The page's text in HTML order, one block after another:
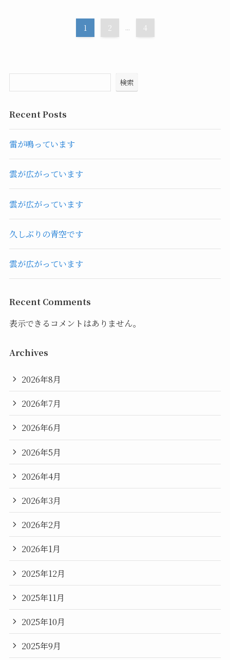
1 2 ... 4
検索
Recent Posts
雷が鳴っています
雲が広がっています
雲が広がっています
久しぶりの青空です
雲が広がっています
Recent Comments
表示できるコメントはありません。
Archives
2026年8月
2026年7月
2026年6月
2026年5月
2026年4月
2026年3月
2026年2月
2026年1月
2025年12月
2025年11月
2025年10月
2025年9月